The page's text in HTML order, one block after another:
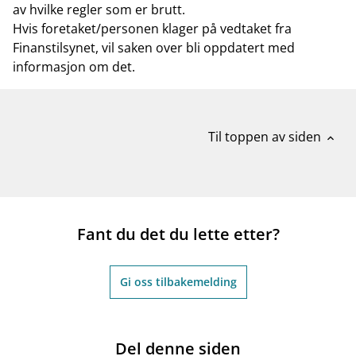
av hvilke regler som er brutt.
Hvis foretaket/personen klager på vedtaket fra
Finanstilsynet, vil saken over bli oppdatert med
informasjon om det.
Til toppen av siden expand_less
Fant du det du lette etter?
Gi oss tilbakemelding
Del denne siden